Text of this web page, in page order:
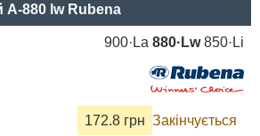
A-880 lw Rubena
900·La880·Lw850·Li
172.8 грн Закінчується